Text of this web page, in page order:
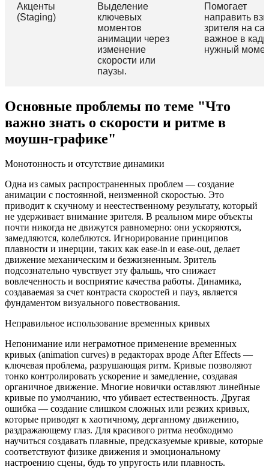
Акценты
(Staging)
Выделение
ключевых
моментов
анимации через
изменение
скорости или
паузы.
Помогает
направить
зрителя на
важное в
нужный
Основные проблемы по теме "Что
важно знать о скорости и ритме в
моушн-графике"
Монотонность и отсутствие динамики
Одна из самых распространенных проблем — создание
анимации с постоянной, неизменной скоростью. Это
приводит к скучному и неестественному результату, который
не удерживает внимание зрителя. В реальном мире объекты
почти никогда не движутся равномерно: они ускоряются,
замедляются, колеблются. Игнорирование принципов
плавности и инерции, таких как ease-in и ease-out, делает
движение механическим и безжизненным. Зритель
подсознательно чувствует эту фальшь, что снижает
вовлеченность и восприятие качества работы. Динамика,
создаваемая за счет контраста скоростей и пауз, является
фундаментом визуального повествования.
Неправильное использование временных кривых
Непонимание или неграмотное применение временных
кривых (animation curves) в редакторах вроде After Effects —
ключевая проблема, разрушающая ритм. Кривые позволяют
тонко контролировать ускорение и замедление, создавая
органичное движение. Многие новички оставляют линейные
кривые по умолчанию, что убивает естественность. Другая
ошибка — создание слишком сложных или резких кривых,
которые приводят к хаотичному, дерганному движению,
раздражающему глаз. Для красивого ритма необходимо
научиться создавать плавные, предсказуемые кривые, которые
соответствуют физике движения и эмоциональному
настроению сцены, будь то упругость или плавность.